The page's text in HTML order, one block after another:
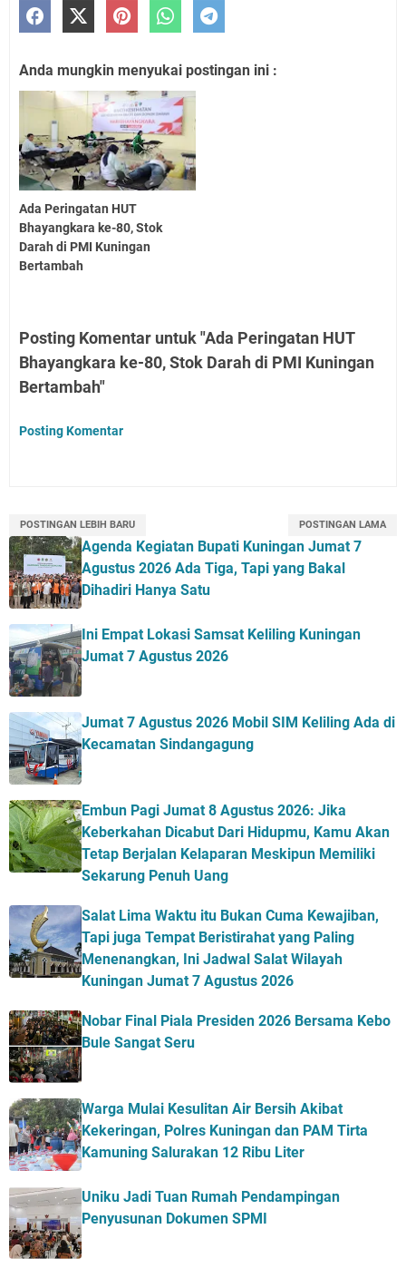
Anda mungkin menyukai postingan ini :
Ada Peringatan HUT
Bhayangkara ke-80, Stok
Darah di PMI Kuningan
Bertambah
Posting Komentar untuk "Ada Peringatan HUT
Bhayangkara ke-80, Stok Darah di PMI Kuningan
Bertambah"
Posting Komentar
POSTINGAN LEBIH BARU POSTINGAN LAMA
Agenda Kegiatan Bupati Kuningan Jumat 7
Agustus 2026 Ada Tiga, Tapi yang Bakal
Dihadiri Hanya Satu
Ini Empat Lokasi Samsat Keliling Kuningan
Jumat 7 Agustus 2026
Jumat 7 Agustus 2026 Mobil SIM Keliling Ada di
Kecamatan Sindangagung
Embun Pagi Jumat 8 Agustus 2026: Jika
Keberkahan Dicabut Dari Hidupmu, Kamu Akan
Tetap Berjalan Kelaparan Meskipun Memiliki
Sekarung Penuh Uang
Salat Lima Waktu itu Bukan Cuma Kewajiban,
Tapi juga Tempat Beristirahat yang Paling
Menenangkan, Ini Jadwal Salat Wilayah
Kuningan Jumat 7 Agustus 2026
Nobar Final Piala Presiden 2026 Bersama Kebo
Bule Sangat Seru
Warga Mulai Kesulitan Air Bersih Akibat
Kekeringan, Polres Kuningan dan PAM Tirta
Kamuning Salurakan 12 Ribu Liter
Uniku Jadi Tuan Rumah Pendampingan
Penyusunan Dokumen SPMI